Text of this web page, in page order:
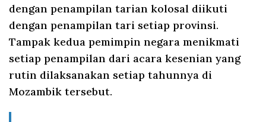
dengan penampilan tarian kolosal diikuti
dengan penampilan tari setiap provinsi.
Tampak kedua pemimpin negara menikmati
setiap penampilan dari acara kesenian yang
rutin dilaksanakan setiap tahunnya di
Mozambik tersebut.